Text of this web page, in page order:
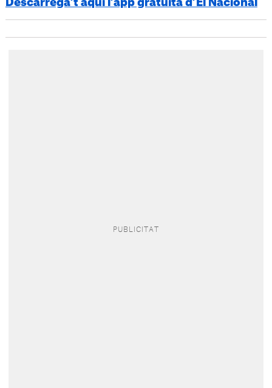
Descarrega’t aquí l’app gratuïta d’El Nacional